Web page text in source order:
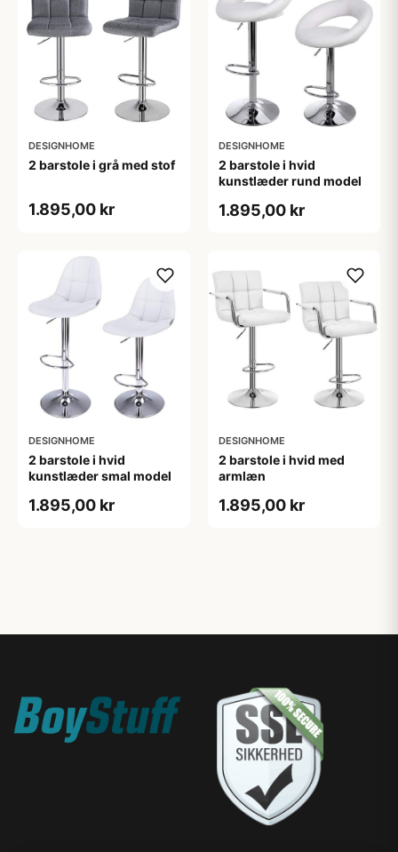
DESIGNHOME
2 barstole i grå med stof
1.895,00 kr
DESIGNHOME
2 barstole i hvid
kunstlæder rund model
1.895,00 kr
DESIGNHOME
2 barstole i hvid
kunstlæder smal model
1.895,00 kr
DESIGNHOME
2 barstole i hvid med
armlæn
1.895,00 kr